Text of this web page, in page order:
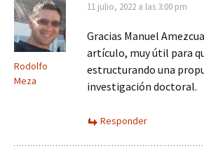
Rodolfo
Meza
11 julio, 2022 a las 3:00 pm
Gracias Manuel
artículo, muy útil para
estructurando una
investigación doctoral.
Responder